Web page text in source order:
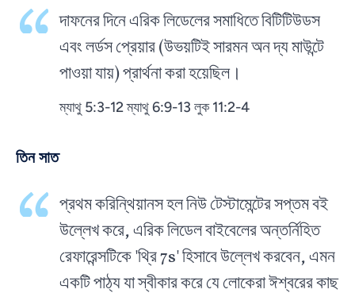
দাফনের দিনে এরিক লিডেলের সমাধিতে বিটিটিউডস
এবং লর্ডস প্রেয়ার (উভয়টিই সারমন অন দ্য মাউন্টে
পাওয়া যায়) প্রার্থনা করা হয়েছিল।
ম্যাথু 5:3-12 ম্যাথু 6:9-13 লুক 11:2-4
তিন সাত
প্রথম করিন্থিয়ানস হল নিউ টেস্টামেন্টের সপ্তম বই
উল্লেখ করে, এরিক লিডেল বাইবেলের অন্তর্নিহিত
রেফারেন্সটিকে 'থ্রি 7s' হিসাবে উল্লেখ করবেন, এমন
একটি পাঠ্য যা স্বীকার করে যে লোকেরা ঈশ্বরের কাছ